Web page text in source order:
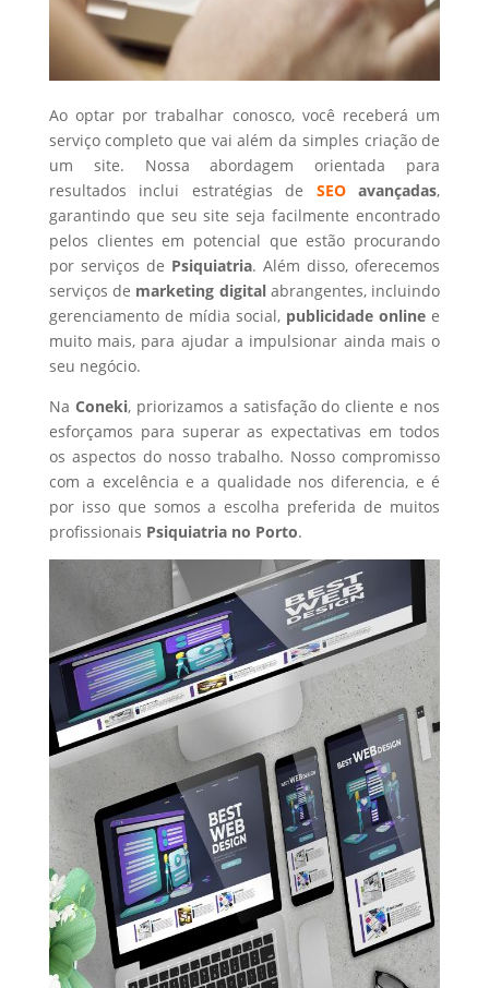
Ao optar por trabalhar conosco, você receberá um
serviço completo que vai além da simples criação de
um site. Nossa abordagem orientada para
resultados inclui estratégias de SEOavançadas,
garantindo que seu site seja facilmente encontrado
pelos clientes em potencial que estão procurando
por serviços de Psiquiatria. Além disso, oferecemos
serviços de marketing digital abrangentes, incluindo
gerenciamento de mídia social, publicidade online e
muito mais, para ajudar a impulsionar ainda mais o
seu negócio.
Na Coneki, priorizamos a satisfação do cliente e nos
esforçamos para superar as expectativas em todos
os aspectos do nosso trabalho. Nosso compromisso
com a excelência e a qualidade nos diferencia, e é
por isso que somos a escolha preferida de muitos
profissionais Psiquiatriano Porto.